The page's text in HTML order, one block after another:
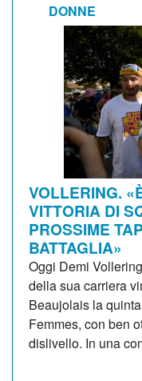
DONNE
VOLLERING.
VITTORIA DI
PROSSIME
BATTAGLIA»
Oggi Demi
della sua carriera
Beaujolais la
Femmes, con ben
dislivello. In una